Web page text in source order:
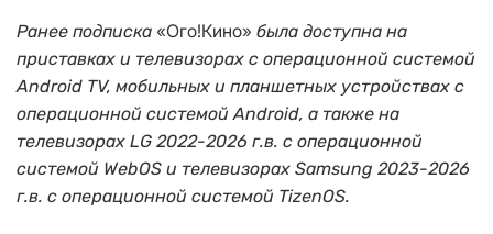
Ранее подписка «Ого!Кино» была доступна на
приставках и телевизорах с операционной системой
Android TV, мобильных и планшетных устройствах с
операционной системой Android, а также на
телевизорах LG 2022-2026 г.в. с операционной
системой WebOS и телевизорах Samsung 2023-2026
г.в. с операционной системой TizenOS.